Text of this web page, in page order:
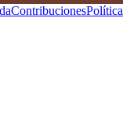
Contribuciones